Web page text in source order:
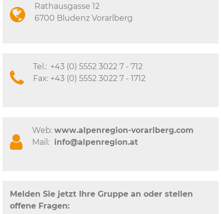
Rathausgasse 12
6700 Bludenz Vorarlberg
Tel.: +43 (0) 5552 3022 7 - 712
Fax: +43 (0) 5552 3022 7 - 1712
Web: www.alpenregion-vorarlberg.com
Mail: info@alpenregion.at
Melden Sie jetzt Ihre Gruppe an oder stellen
offene Fragen: